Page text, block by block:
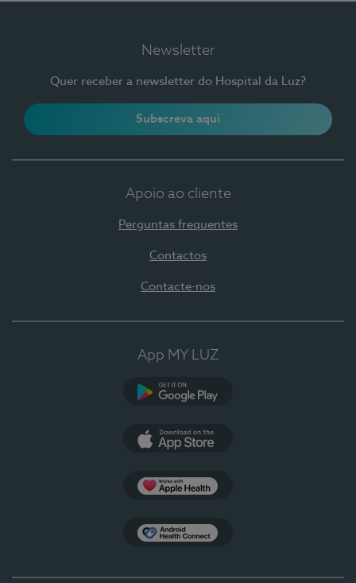
Newsletter
Quer receber a newsletter do Hospital da Luz?
Subscreva aqui
Apoio ao cliente
Perguntas frequentes
Contactos
Contacte-nos
App MY LUZ